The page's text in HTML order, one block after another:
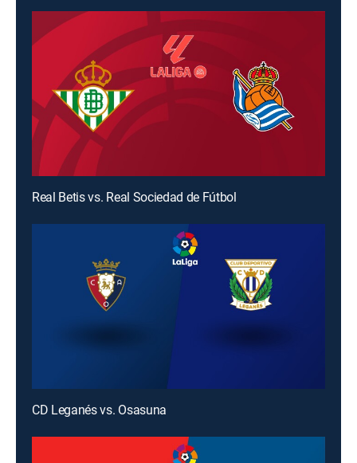
Real Betis vs. Real Sociedad de Fútbol
CD Leganés vs. Osasuna